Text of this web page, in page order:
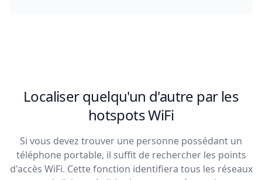
Localiser quelqu'un d'autre par les
hotspots WiFi
Si vous devez trouver une personne possédant un
téléphone portable, il suffit de rechercher les points
d'accès WiFi. Cette fonction identifiera tous les réseaux